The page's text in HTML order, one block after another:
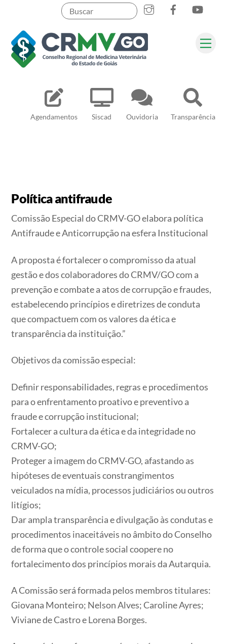
content
Agendamentos Siscad Ouvidoria Transparência
Pesquisar
Política antifraude
Comissão Especial do CRMV-GO elabora política
Antifraude e Anticorrupção na esfera Institucional
A proposta é fortalecer o compromisso da atual
gestão e dos colaboradores do CRMV/GO com a
prevenção e combate a atos de corrupção e fraudes,
estabelecendo princípios e diretrizes de conduta
que compactuem com os valores da ética e
transparência da instituição.”
Objetivos da comissão especial:
Definir responsabilidades, regras e procedimentos
para o enfrentamento proativo e preventivo a
fraude e corrupção institucional;
Fortalecer a cultura da ética e da integridade no
CRMV-GO;
Proteger a imagem do CRMV-GO, afastando as
hipóteses de eventuais constrangimentos
veiculados na mídia, processos judiciários ou outros
litígios;
Dar ampla transparência e divulgação às condutas e
procedimentos inaceitáveis no âmbito do Conselho
de forma que o controle social coopere no
fortalecimento dos princípios morais da Autarquia.
A Comissão será formada pelos membros titulares:
Giovana Monteiro; Nelson Alves; Caroline Ayres;
Viviane de Castro e Lorena Borges.